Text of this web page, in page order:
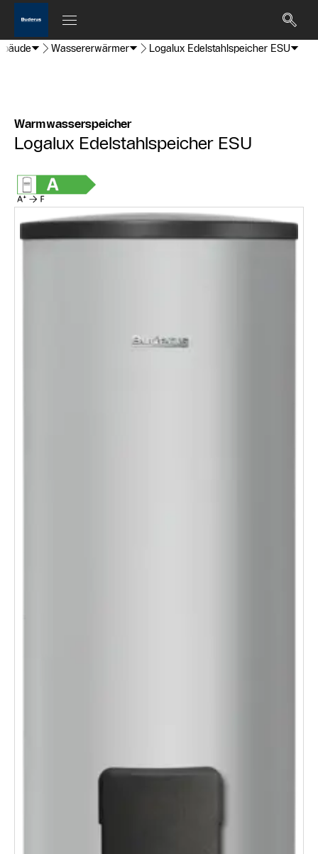
Wassererwärmer Logalux Edelstahlspeicher ESU
Warmwasserspeicher
Logalux Edelstahlspeicher ESU